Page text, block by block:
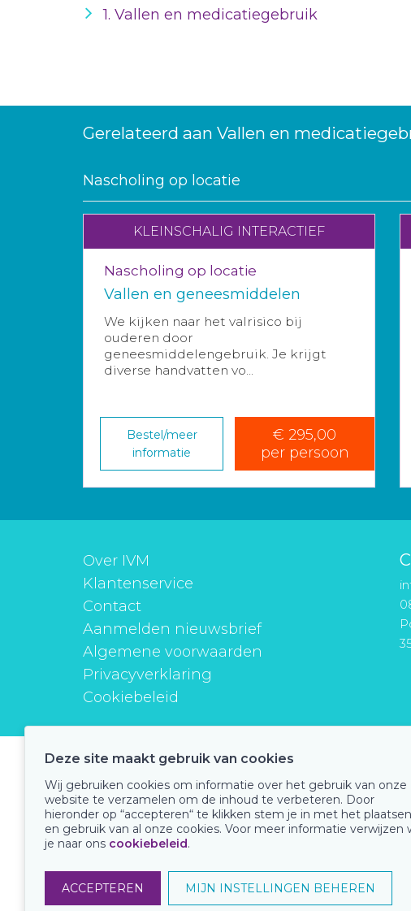
1. Vallen en medicatiegebruik
Gerelateerd aan Vallen en
Nascholing op locatie
KLEINSCHALIG INTERACTIEF
Nascholing op locatie
Vallen en geneesmiddelen
We kijken naar het valrisico bij
ouderen door
geneesmiddelengebruik. Je krijgt
diverse handvatten vo...
Bestel/meer
informatie
€ 295,00
per persoon
Over IVM
Klantenservice
Contact
Aanmelden nieuwsbrief
Algemene voorwaarden
Privacyverklaring
Cookiebeleid
instituutverantwoordmedicijngebruik
Onze keurmerken
Deze site maakt gebruik van cookies
Wij gebruiken cookies om informatie over het gebruik van onze
website te verzamelen om de inhoud te verbeteren. Door
hieronder op “accepteren“ te klikken stem je in met het plaatsen
en gebruik van al onze cookies. Voor meer informatie verwijzen
je naar ons cookiebeleid.
ACCEPTEREN MIJN INSTELLINGEN BEHEREN